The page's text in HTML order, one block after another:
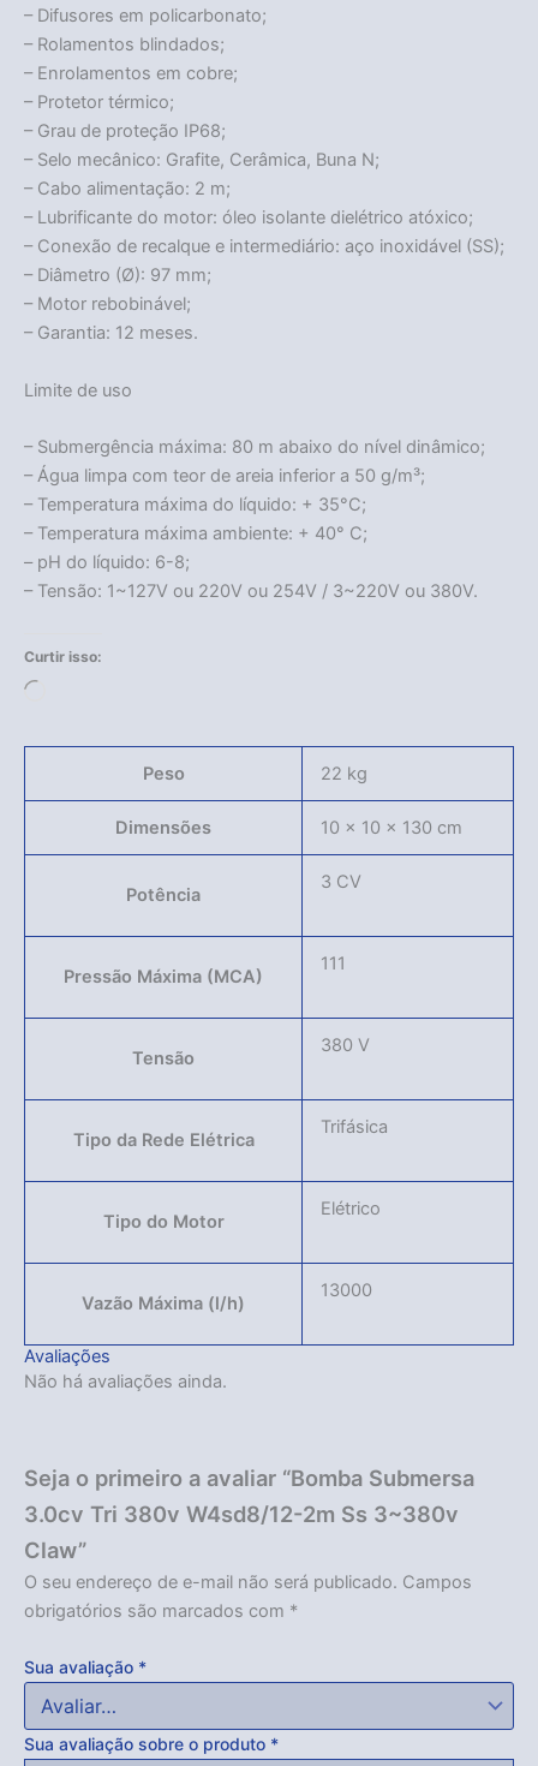
– Difusores em policarbonato;
– Rolamentos blindados;
– Enrolamentos em cobre;
– Protetor térmico;
– Grau de proteção IP68;
– Selo mecânico: Grafite, Cerâmica, Buna N;
– Cabo alimentação: 2 m;
– Lubrificante do motor: óleo isolante dielétrico atóxico;
– Conexão de recalque e intermediário: aço inoxidável (SS);
– Diâmetro (Ø): 97 mm;
– Motor rebobinável;
– Garantia: 12 meses.
Limite de uso
– Submergência máxima: 80 m abaixo do nível dinâmico;
– Água limpa com teor de areia inferior a 50 g/m³;
– Temperatura máxima do líquido: + 35°C;
– Temperatura máxima ambiente: + 40° C;
– pH do líquido: 6-8;
– Tensão: 1~127V ou 220V ou 254V / 3~220V ou 380V.
Curtir isso:
Peso 22 kg
Dimensões 10 × 10 × 130 cm
Potência
3 CV
Pressão Máxima (MCA)
111
Tensão
380 V
Tipo da Rede Elétrica
Trifásica
Tipo do Motor
Elétrico
Vazão Máxima (l/h)
13000
Avaliações
Não há avaliações ainda.
Seja o primeiro a avaliar “Bomba Submersa
3.0cv Tri 380v W4sd8/12-2m Ss 3~380v
Claw”
O seu endereço de e-mail não será publicado. Campos
obrigatórios são marcados com *
Sua avaliação *
Sua avaliação sobre o produto *